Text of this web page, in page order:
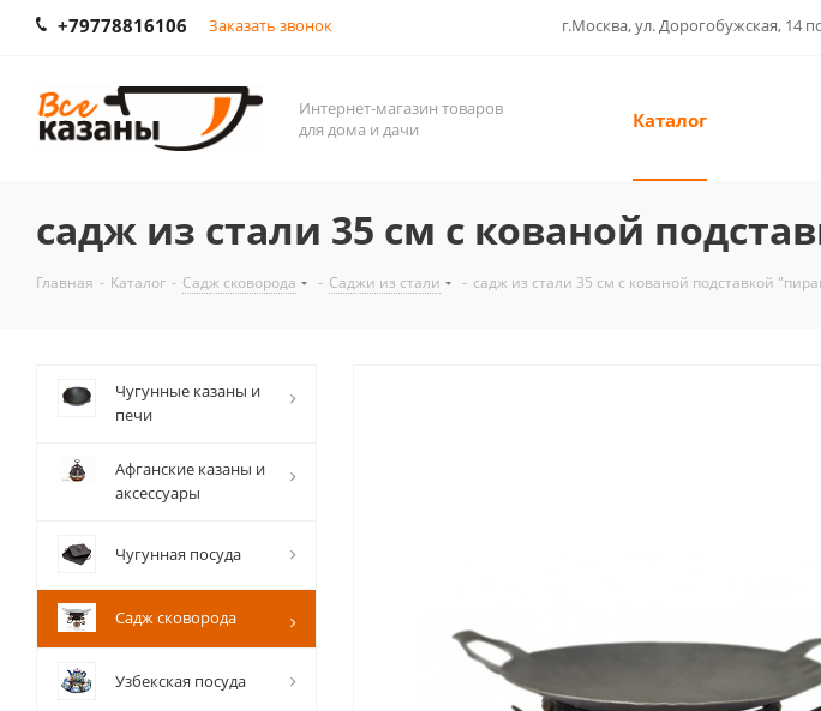
+79778816106 Заказать звонок г.Москва, ул. Дорогобужская, 14
Интернет-магазин товаров
для дома и дачи
Каталог
садж из стали 35 см с кованой
Главная - Каталог - Садж сковорода - Саджи из стали - садж из стали 35 см с кованой подставкой
Чугунные казаны и
печи
Афганские казаны и
аксессуары
Чугунная посуда
Садж сковорода
Узбекская посуда